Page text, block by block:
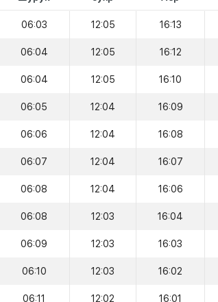
06:03 12:05 16:13
06:04 12:05 16:12
06:04 12:05 16:10
06:05 12:04 16:09
06:06 12:04 16:08
06:07 12:04 16:07
06:08 12:04 16:06
06:08 12:03 16:04
06:09 12:03 16:03
06:10 12:03 16:02
06:11 12:02 16:01